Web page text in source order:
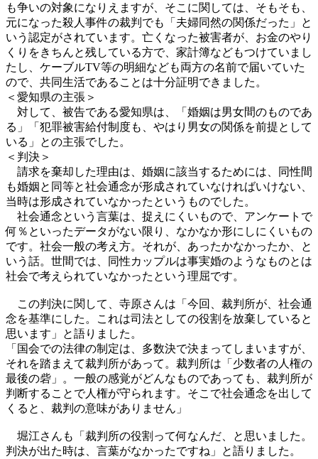
も争いの対象になりえますが、そこに関しては、そもそも、
元になった殺人事件の裁判でも「夫婦同然の関係だった」と
いう認定がされています。亡くなった被害者が、お金のやり
くりをきちんと残している方で、家計簿などもつけていまし
たし、ケーブルTV等の明細なども両方の名前で届いていた
ので、共同生活であることは十分証明できました。
＜愛知県の主張＞
対して、被告である愛知県は、「婚姻は男女間のものであ
る」「犯罪被害給付制度も、やはり男女の関係を前提として
いる」との主張でした。
＜判決＞
請求を棄却した理由は、婚姻に該当するためには、同性間
も婚姻と同等と社会通念が形成されていなければいけない、
当時は形成されていなかったというものでした。
社会通念という言葉は、捉えにくいもので、アンケートで
何％といったデータがない限り、なかなか形にしにくいもの
です。社会一般の考え方。それが、あったかなかったか、と
いう話。世間では、同性カップルは事実婚のようなものとは
社会で考えられていなかったという理屈です。
この判決に関して、寺原さんは「今回、裁判所が、社会通
念を基準にした。これは司法としての役割を放棄していると
思います」と語りました。
「国会での法律の制定は、多数決で決まってしまいますが、
それを踏まえて裁判所があって。裁判所は「少数者の人権の
最後の砦」。一般の感覚がどんなものであっても、裁判所が
判断することで人権が守られます。そこで社会通念を出して
くると、裁判の意味がありません」
堀江さんも「裁判所の役割って何なんだ、と思いました。
判決が出た時は、言葉がなかったですね」と語りました。